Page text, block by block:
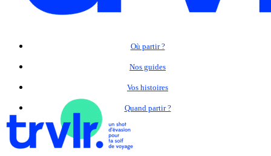
Où partir ?
Nos guides
Vos histoires
Quand partir ?